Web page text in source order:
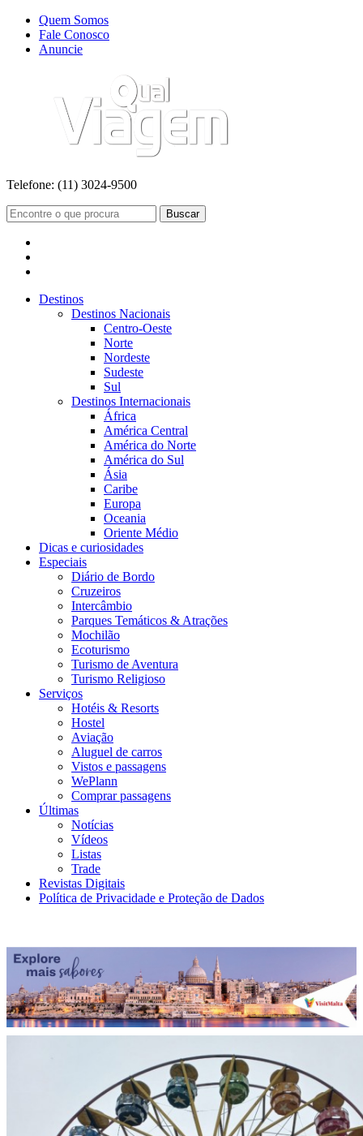
Quem Somos
Fale Conosco
Anuncie
Telefone: (11) 3024-9500
Buscar
Destinos
Destinos Nacionais
Centro-Oeste
Norte
Nordeste
Sudeste
Sul
Destinos Internacionais
África
América Central
América do Norte
América do Sul
Ásia
Caribe
Europa
Oceania
Oriente Médio
Dicas e curiosidades
Especiais
Diário de Bordo
Cruzeiros
Intercâmbio
Parques Temáticos & Atrações
Mochilão
Ecoturismo
Turismo de Aventura
Turismo Religioso
Serviços
Hotéis & Resorts
Hostel
Aviação
Aluguel de carros
Vistos e passagens
WePlann
Comprar passagens
Últimas
Notícias
Vídeos
Listas
Trade
Revistas Digitais
Política de Privacidade e Proteção de Dados